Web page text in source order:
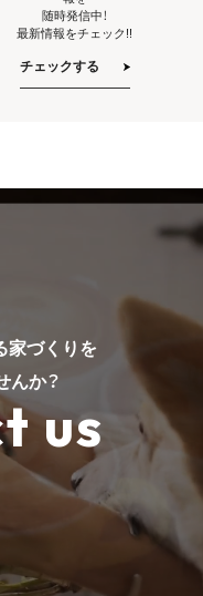
随時発信中！
最新情報をチェック!!
チェックする
家づくりを
んか？
us